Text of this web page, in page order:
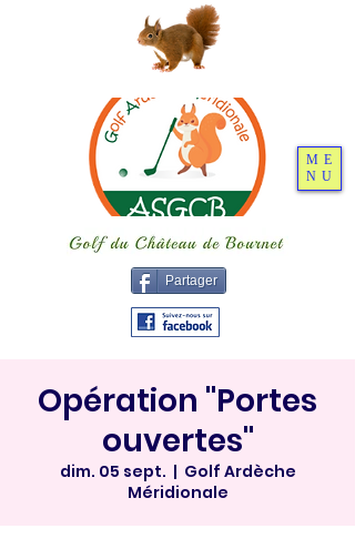
Partager
ME
NU
Opération "Portes
ouvertes"
dim. 05 sept.
  |
Golf Ardèche
Méridionale